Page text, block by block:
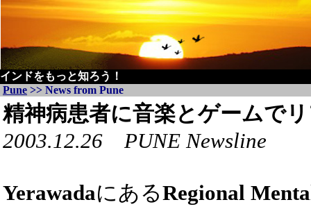
インドをもっと知ろう！
Pune >> News from Pune
精神病患者に音楽とゲームで
2003.12.26 PUNE Newsline
YerawadaにあるRegional